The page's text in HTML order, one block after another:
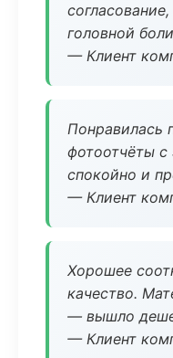
головной
— Клиент
Понравилась
фотоотчёты с
спокойно и
— Клиент
Хорошее
качество.
— вышло
— Клиент